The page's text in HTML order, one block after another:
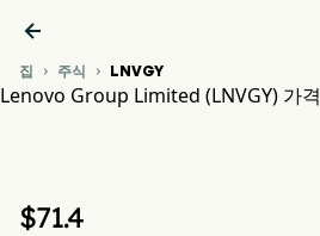

집  주식  LNVGY
Lenovo Group Limited (LNVGY) 가격
$71.4